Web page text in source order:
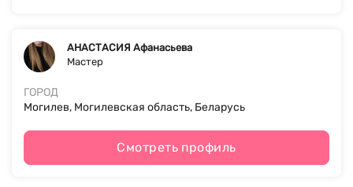
АНАСТАСИЯ Афанасьева
Мастер
ГОРОД
Могилев, Могилевская область, Беларусь
Смотреть профиль